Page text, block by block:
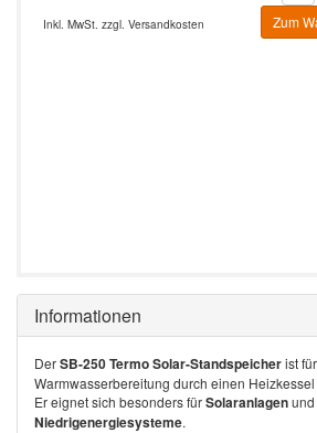
Inkl. MwSt. zzgl. Versandkosten Zum
Informationen
DerSB-250 Termo Solar-Standspeicherist
Warmwasserbereitung durch einen
Er eignet sich besonders fürSolaranlagenund
Niedrigenergiesysteme.